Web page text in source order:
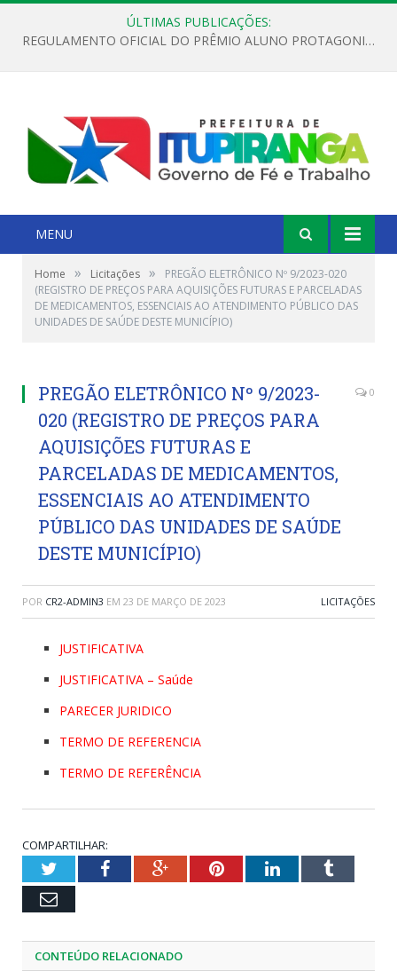
ÚLTIMAS PUBLICAÇÕES:
REGULAMENTO OFICIAL DO PRÊMIO ALUNO PROTAGONISTA – EDIÇÃO 2026
MENU
Home » Licitações »
PREGÃO ELETRÔNICO Nº 9/2023-020
(REGISTRO DE PREÇOS PARA AQUISIÇÕES FUTURAS E PARCELADAS
DE MEDICAMENTOS, ESSENCIAIS AO ATENDIMENTO PÚBLICO DAS
UNIDADES DE SAÚDE DESTE MUNICÍPIO)
PREGÃO ELETRÔNICO Nº 9/2023-
020 (REGISTRO DE PREÇOS PARA
AQUISIÇÕES FUTURAS E
PARCELADAS DE MEDICAMENTOS,
ESSENCIAIS AO ATENDIMENTO
PÚBLICO DAS UNIDADES DE SAÚDE
DESTE MUNICÍPIO)
0
POR CR2-ADMIN3 EM 23 DE MARÇO DE 2023 LICITAÇÕES
JUSTIFICATIVA
JUSTIFICATIVA – Saúde
PARECER JURIDICO
TERMO DE REFERENCIA
TERMO DE REFERÊNCIA
COMPARTILHAR:
TwitterFacebookGoogle+PinterestLinkedInTumblr
Email
CONTEÚDO RELACIONADO